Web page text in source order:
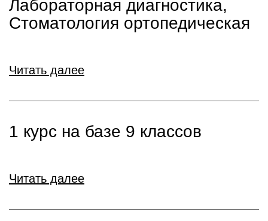
Лабораторная диагностика,
Стоматология ортопедическая
Читать далее
1 курс на базе 9 классов
Читать далее